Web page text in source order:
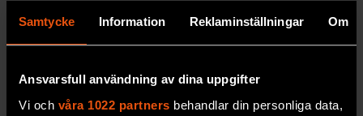
Samtycke Information Reklaminställningar Om
Ansvarsfull användning av dina uppgifter
Vi och våra 1022 partners behandlar din personliga data,
”Vi vill vara en del av
gruppen”
Mikael Klintman villnyansera synen på